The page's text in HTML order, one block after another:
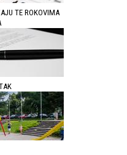
TE ROKOVIMA